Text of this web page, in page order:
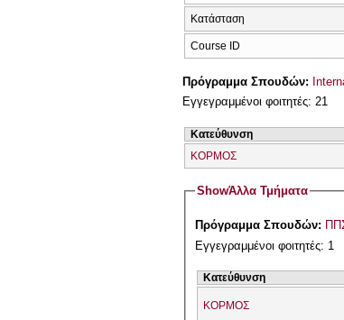
Κατάσταση
Course ID
Πρόγραμμα Σπουδών:
Εγγεγραμμένοι φοιτητές: 21
Κατεύθυνση
ΚΟΡΜΟΣ
ShowΆλλα Τμήματα
Πρόγραμμα Σπουδών:
Εγγεγραμμένοι φοιτητές: 1
Κατεύθυνση
ΚΟΡΜΟΣ